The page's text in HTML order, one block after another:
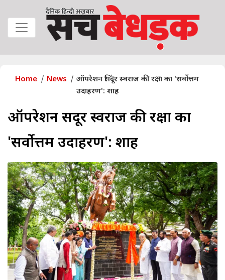
Home News
ऑपरेशन सिंदूर स्वराज की रक्षा का 'सर्वोत्तम
उदाहरण': शाह
ऑपरेशन सिंदूर स्वराज की रक्षा का
'सर्वोत्तम उदाहरण': शाह